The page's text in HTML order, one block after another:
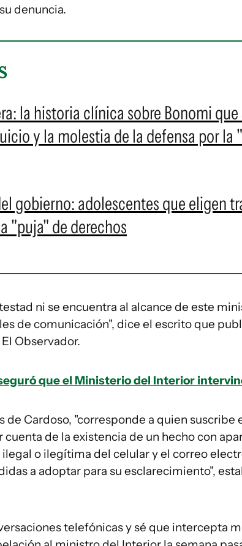
denuncia.
la historia clínica sobre Bonomi que
y la molestia de la defensa por la
gobierno: adolescentes que eligen
"puja" de derechos
ni se encuentra al alcance de este
de comunicación", dice el escrito que
Observador.
que el Ministerio del Interior
de Cardoso, "corresponde a quien suscribe
de la existencia de un hecho con
o ilegítima del celular y el correo
a adoptar para su esclarecimiento",
telefónicas y sé que intercepta